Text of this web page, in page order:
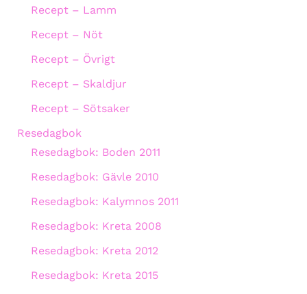
Recept – Lamm
Recept – Nöt
Recept – Övrigt
Recept – Skaldjur
Recept – Sötsaker
Resedagbok
Resedagbok: Boden 2011
Resedagbok: Gävle 2010
Resedagbok: Kalymnos 2011
Resedagbok: Kreta 2008
Resedagbok: Kreta 2012
Resedagbok: Kreta 2015